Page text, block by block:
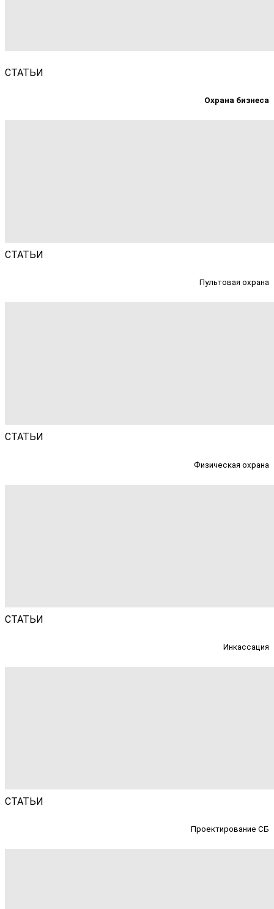
СТАТЬИ
Охрана бизнеса
СТАТЬИ
Пультовая охрана
СТАТЬИ
Физическая охрана
СТАТЬИ
Инкассация
СТАТЬИ
Проектирование СБ